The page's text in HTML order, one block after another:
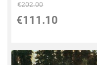
€202.00
€111.10